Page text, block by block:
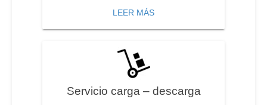
LEER MÁS
Servicio carga – descarga